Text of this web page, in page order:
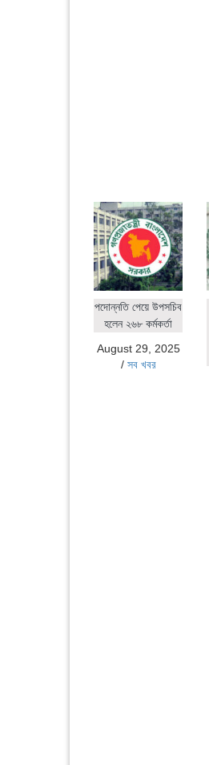
পদোন্নতি পেয়ে উপসচিব
হলেন ২৬৮ কর্মকর্তা
August 29, 2025
/ সব খবর